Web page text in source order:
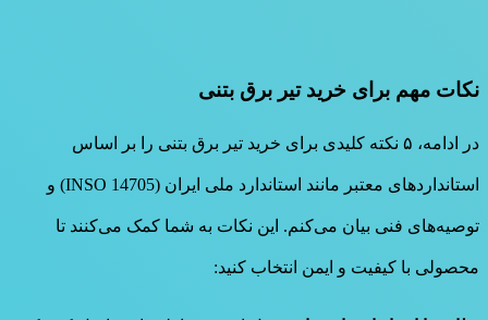
نکات مهم برای خرید تیر برق بتنی
در ادامه، ۵ نکته کلیدی برای خرید تیر برق بتنی را بر اساس
استانداردهای معتبر مانند استاندارد ملی ایران (INSO 14705) و
توصیه‌های فنی بیان می‌کنم. این نکات به شما کمک می‌کنند تا
محصولی با کیفیت و ایمن انتخاب کنید: